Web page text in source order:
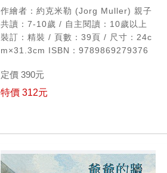
作繪者：約克米勒 (Jorg Muller) 親子
共讀：7-10歲 / 自主閱讀：10歲以上
裝訂：精裝 / 頁數：39頁 / 尺寸：24c
m×31.3cm ISBN：9789869279376
定價 390元
特價 312元